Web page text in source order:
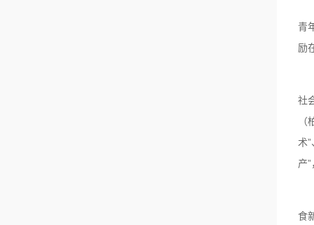
青
励
社
术
产
食